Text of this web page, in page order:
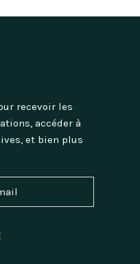
recevoir les
accéder à
et bien plus